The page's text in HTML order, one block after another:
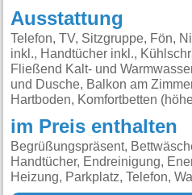
Ausstattung
Telefon, TV, Sitzgruppe, Fön,
inkl., Handtücher inkl.,
Fließend Kalt- und
und Dusche, Balkon am
Hartboden, Komfortbetten
im Preis enthalten
Begrüßungspräsent,
Handtücher, Endreinigung,
Heizung, Parkplatz, Telefon,